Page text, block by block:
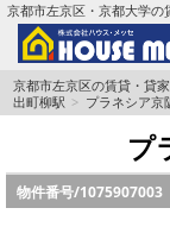
京都市左京区・京都大学の
TOPページ
地図から検索
地域から検索
京都市左京区の賃貸・貸
出町柳駅
プラネシア京
プ
物件番号/1075907003